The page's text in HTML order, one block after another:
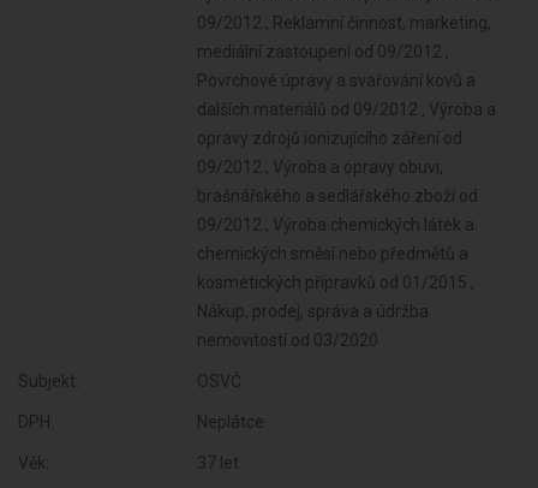
Subjekt: OSVČ
DPH: Neplátce
Věk: 37 let